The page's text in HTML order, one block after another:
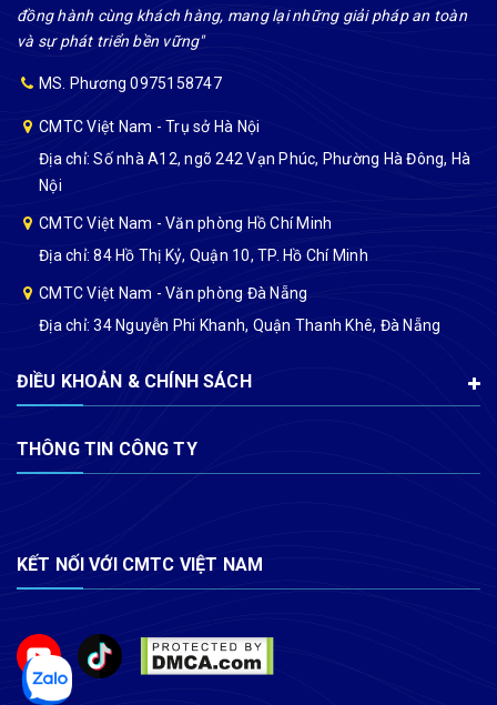
đồng hành cùng khách hàng, mang lại những giải pháp an toàn
và sự phát triển bền vững"
MS. Phương 0975158747
CMTC Việt Nam - Trụ sở Hà Nội
Địa chỉ: Số nhà A12, ngõ 242 Vạn Phúc, Phường Hà Đông, Hà
Nội
CMTC Việt Nam - Văn phòng Hồ Chí Minh
Địa chỉ: 84 Hồ Thị Kỷ, Quận 10, TP. Hồ Chí Minh
CMTC Việt Nam - Văn phòng Đà Nẵng
Địa chỉ: 34 Nguyễn Phi Khanh, Quận Thanh Khê, Đà Nẵng
ĐIỀU KHOẢN & CHÍNH SÁCH
THÔNG TIN CÔNG TY
KẾT NỐI VỚI CMTC VIỆT NAM